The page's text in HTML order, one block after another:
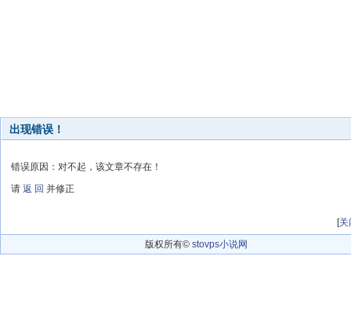
出现错误！
错误原因：对不起，该文章不存在！
请 返 回 并修正
[关
版权所有© stovps小说网